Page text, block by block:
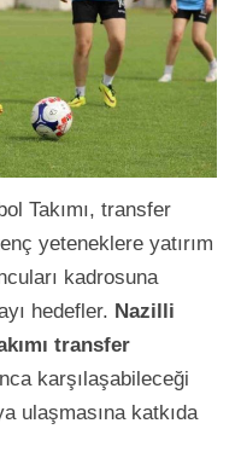
Takımı, transfer
yeteneklere yatırım
kadrosuna
hedefler. Nazilli
transfer
karşılaşabileceği
ulaşmasına katkıda